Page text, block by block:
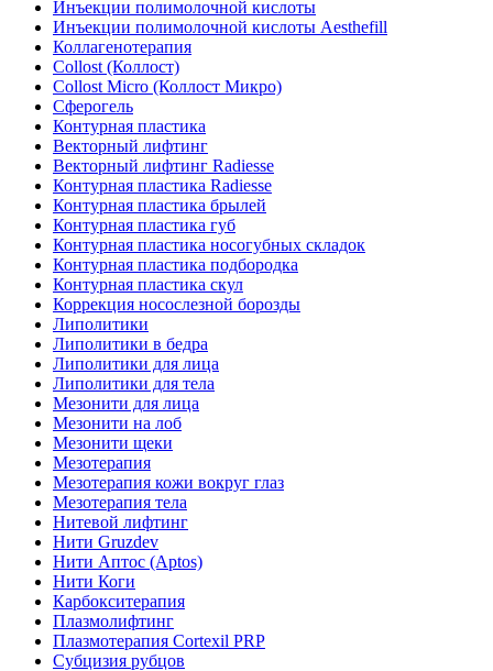
Инъекции полимолочной кислоты
Инъекции полимолочной кислоты Aesthefill
Коллагенотерапия
Collost (Коллост)
Collost Micro (Коллост Микро)
Сферогель
Контурная пластика
Векторный лифтинг
Векторный лифтинг Radiesse
Контурная пластика Radiesse
Контурная пластика брылей
Контурная пластика губ
Контурная пластика носогубных складок
Контурная пластика подбородка
Контурная пластика скул
Коррекция носослезной борозды
Липолитики
Липолитики в бедра
Липолитики для лица
Липолитики для тела
Мезонити для лица
Мезонити на лоб
Мезонити щеки
Мезотерапия
Мезотерапия кожи вокруг глаз
Мезотерапия тела
Нитевой лифтинг
Нити Gruzdev
Нити Аптос (Aptos)
Нити Коги
Карбокситерапия
Плазмолифтинг
Плазмотерапия Сortexil PRP
Субцизия рубцов